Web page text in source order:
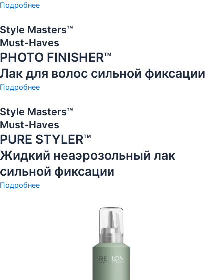
Подробнее
Style Masters™
Must-Haves
PHOTO FINISHER™
Лак для волос сильной фиксации
Подробнее
Style Masters™
Must-Haves
PURE STYLER™
Жидкий неаэрозольный лак
сильной фиксации
Подробнее